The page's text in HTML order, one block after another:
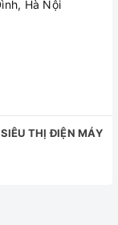
Hà Nội
THỊ ĐIỆN MÁY